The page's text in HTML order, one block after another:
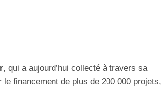
, qui a aujourd’hui collecté à travers sa
financement de plus de 200 000 projets,